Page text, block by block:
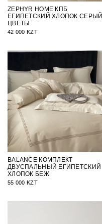
ZEPHYR HOME КПБ
ЕГИПЕТСКИЙ ХЛОПОК СЕРЫЙ
ЦВЕТЫ
42 000 KZT
BALANCE КОМПЛЕКТ
ДВУСПАЛЬНЫЙ ЕГИПЕТСКИЙ
ХЛОПОК БЕЖ
55 000 KZT